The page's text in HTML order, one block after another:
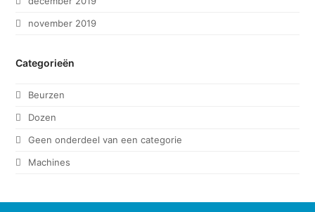
november 2019
Categorieën
Beurzen
Dozen
Geen onderdeel van een categorie
Machines